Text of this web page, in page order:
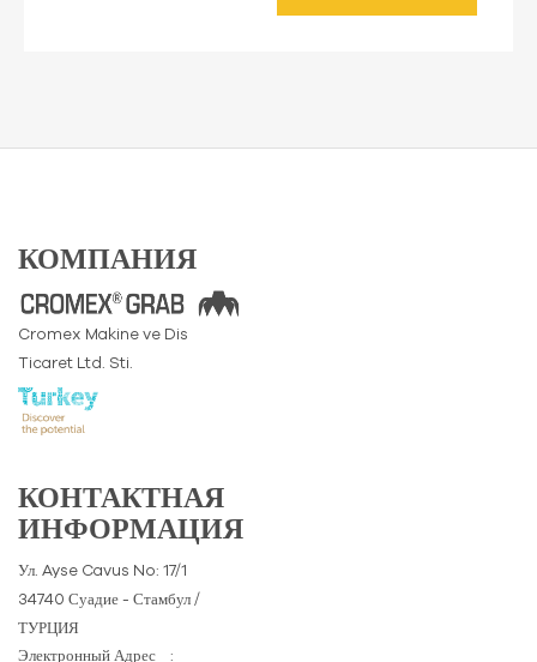
КОМПАНИЯ
Cromex Makine ve Dis
Ticaret Ltd. Sti.
КОНТАКТНАЯ
ИНФОРМАЦИЯ
Ул. Ayse Cavus No: 17/1
34740 Суадие - Стамбул /
ТУРЦИЯ
Электронный Адрес
: